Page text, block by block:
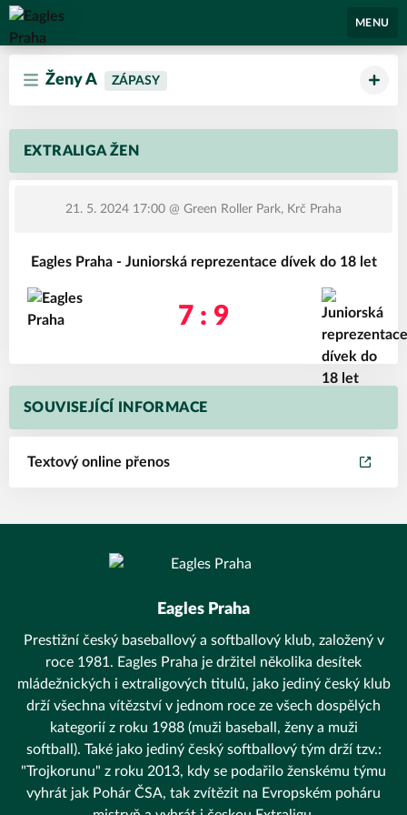
Eagles Praha
MENU
Ženy A ZÁPASY
EXTRALIGA ŽEN
21. 5. 2024 17:00 @ Green Roller Park, Krč Praha
Eagles Praha - Juniorská reprezentace dívek do 18 let
7 : 9
SOUVISEJÍCÍ INFORMACE
Textový online přenos
Eagles Praha
Prestižní český baseballový a softballový klub, založený v
roce 1981. Eagles Praha je držitel několika desítek
mládežnických i extraligových titulů, jako jediný český klub
drží všechna vítězství v jednom roce ze všech dospělých
kategorií z roku 1988 (muži baseball, ženy a muži
softball). Také jako jediný český softballový tým drží tzv.:
"Trojkorunu" z roku 2013, kdy se podařilo ženskému týmu
vyhrát jak Pohár ČSA, tak zvítězit na Evropském poháru